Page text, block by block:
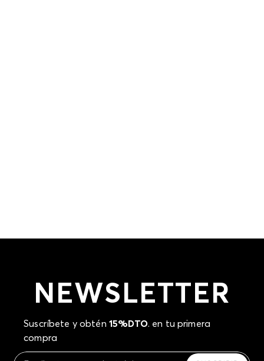
NEWSLETTER
Suscríbete y obtén 15%DTO. en tu primera
compra